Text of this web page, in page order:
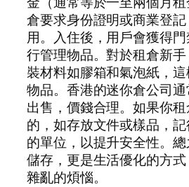
倉要求身份證明或商業登
用。入住後，用戶會獲得
行管理物品。對於租倉新
裝材料如膠箱和氣泡紙，
物品。香港的迷你倉公司
出售，價錢合理。如果你
的，如存放文件或樣品，
的單位，以提升安全性。
儲存，更是生活優化的方
雜亂的煩惱。